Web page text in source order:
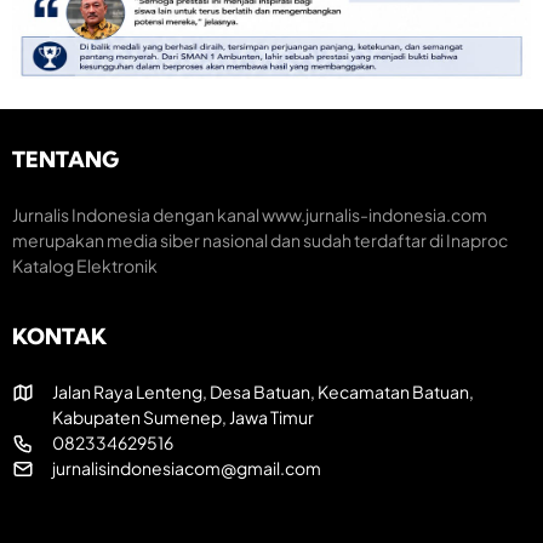
n
o
m
i
K
e
a
i
f
m
e
n
t
m
U
e
-
8
m
r
a
H
k
e
TENTANG
Jurnalis Indonesia dengan kanal www.jurnalis-indonesia.com
merupakan media siber nasional dan sudah terdaftar di Inaproc
Katalog Elektronik
KONTAK
Jalan Raya Lenteng, Desa Batuan, Kecamatan Batuan,
Kabupaten Sumenep, Jawa Timur
082334629516
jurnalisindonesiacom@gmail.com